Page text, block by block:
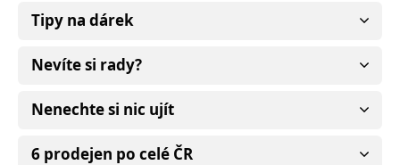
Tipy na dárek
Nevíte si rady?
Nenechte si nic ujít
6 prodejen po celé ČR